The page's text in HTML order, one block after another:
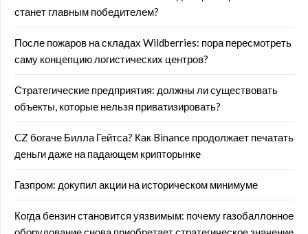
станет главным победителем?
После пожаров на складах Wildberries: пора пересмотреть
саму концепцию логистических центров?
Стратегические предприятия: должны ли существовать
объекты, которые нельзя приватизировать?
CZ богаче Билла Гейтса? Как Binance продолжает печатать
деньги даже на падающем крипторынке
Газпром: докупил акции на историческом минимуме
Когда бензин становится уязвимым: почему газобаллонное